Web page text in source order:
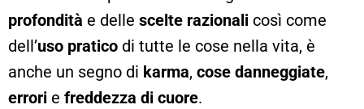
profondità e delle scelte razionali così come
dell’uso pratico di tutte le cose nella vita, è
anche un segno di karma, cose danneggiate,
errori e freddezza di cuore.